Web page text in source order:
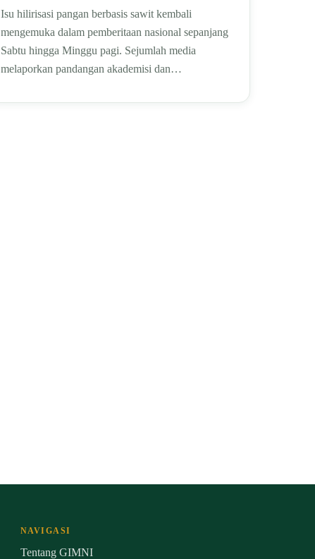
Isu hilirisasi pangan berbasis sawit kembali
mengemuka dalam pemberitaan nasional sepanjang
Sabtu hingga Minggu pagi. Sejumlah media
melaporkan pandangan akademisi dan…
NAVIGASI
Tentang GIMNI